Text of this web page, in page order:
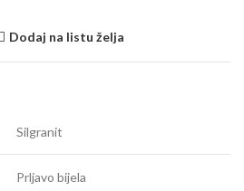
Dodaj na listu želja
Silgranit
Prljavo bijela